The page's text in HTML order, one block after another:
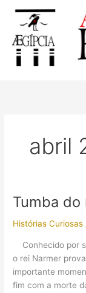
conteúdo
abril
Tumba do
Histórias Curiosas
Conhecido por
o rei Narmer
importante
fim com a morte